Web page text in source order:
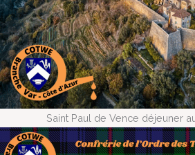
Saint Paul de Vence déjeuner